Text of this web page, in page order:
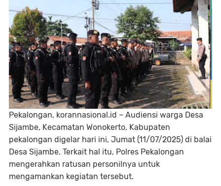
Pekalongan, korannasional.id – Audiensi warga Desa
Sijambe, Kecamatan Wonokerto, Kabupaten
pekalongan digelar hari ini, Jumat (11/07/2025) di balai
Desa Sijambe. Terkait hal itu, Polres Pekalongan
mengerahkan ratusan personilnya untuk
mengamankan kegiatan tersebut.